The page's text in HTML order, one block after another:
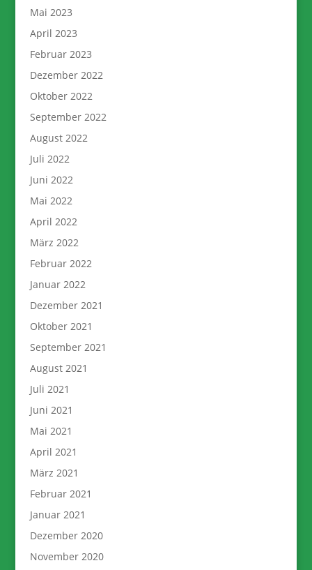
Mai 2023
April 2023
Februar 2023
Dezember 2022
Oktober 2022
September 2022
August 2022
Juli 2022
Juni 2022
Mai 2022
April 2022
März 2022
Februar 2022
Januar 2022
Dezember 2021
Oktober 2021
September 2021
August 2021
Juli 2021
Juni 2021
Mai 2021
April 2021
März 2021
Februar 2021
Januar 2021
Dezember 2020
November 2020